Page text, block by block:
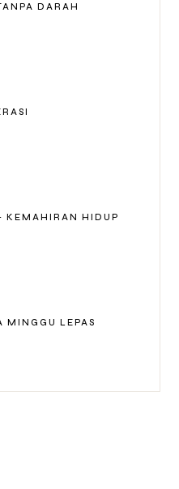
DARAH
KEMAHIRAN HIDUP
MINGGU LEPAS